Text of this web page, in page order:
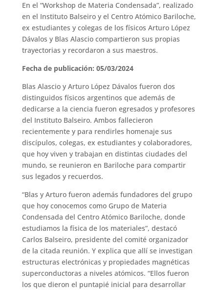
En el “Workshop de Materia Condensada”, realizado
en el Instituto Balseiro y el Centro Atómico Bariloche,
ex estudiantes y colegas de los físicos Arturo López
Dávalos y Blas Alascio compartieron sus propias
trayectorias y recordaron a sus maestros.
Fecha de publicación: 05/03/2024
Blas Alascio y Arturo López Dávalos fueron dos
distinguidos físicos argentinos que además de
dedicarse a la ciencia fueron egresados y profesores
del Instituto Balseiro. Ambos fallecieron
recientemente y para rendirles homenaje sus
discípulos, colegas, ex estudiantes y colaboradores,
que hoy viven y trabajan en distintas ciudades del
mundo, se reunieron en Bariloche para compartir
sus legados y recuerdos.
“Blas y Arturo fueron además fundadores del grupo
que hoy conocemos como Grupo de Materia
Condensada del Centro Atómico Bariloche, donde
estudiamos la física de los materiales”, destacó
Carlos Balseiro, presidente del comité organizador
de la citada reunión. Y explica que allí se investigan
estructuras electrónicas y propiedades magnéticas
superconductoras a niveles atómicos. “Ellos fueron
los que dieron el puntapié inicial para desarrollar